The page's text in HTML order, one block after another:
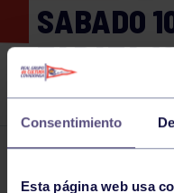
Consentimiento
Esta página web usa
SABADO
TABATA
GIMNASIO